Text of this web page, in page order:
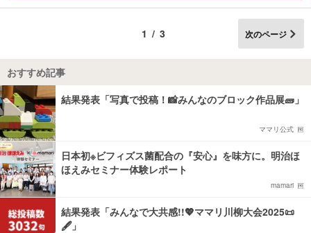
1/3 次のページ
おすすめ記事
結果発表「写真で投稿！📸みんなのブロック作品展🧱」
ママリ公式
日本初※ビフィズス菌配合の『安心』を味方に。明治ほ
ほえみセミナー体験レポート
mamari
結果発表「みんなで大共感!!💖ママリ川柳大会2025📜
🖋️」